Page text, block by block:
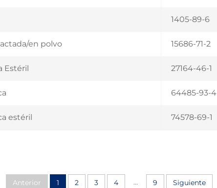
1405-89-6
en polvo 15686-71-2
Estéril 27164-46-1
64485-93-4
estéril 74578-69-1
Anterior 1 2 3 4 ... 9 Siguiente